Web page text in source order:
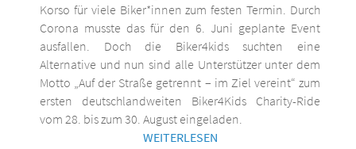
Korso für viele Biker*innen zum festen Termin. Durch
Corona musste das für den 6. Juni geplante Event
ausfallen. Doch die Biker4kids suchten eine
Alternative und nun sind alle Unterstützer unter dem
Motto „Auf der Straße getrennt – im Ziel vereint“ zum
ersten deutschlandweiten Biker4Kids Charity-Ride
vom 28. bis zum 30. August eingeladen.
WEITERLESEN